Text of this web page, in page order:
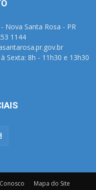
Nova Santa Rosa - PR
1144
Sexta: 8h - 11h30 e 13h30
Mapa do Site